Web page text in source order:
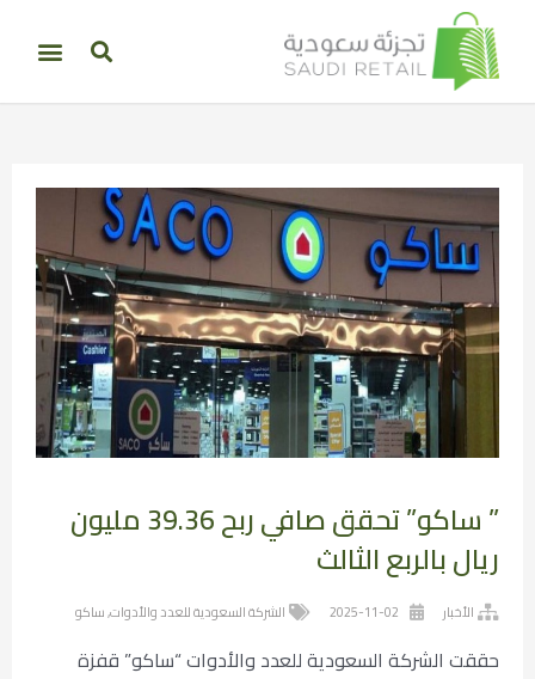
” ساكو” تحقق صافي ربح 39.36 مليون
ريال بالربع الثالث
الأخبار 2025-11-02 الشركة السعودية للعدد والأدوات,ساكو
حققت الشركة السعودية للعدد والأدوات “ساكو” قفزة